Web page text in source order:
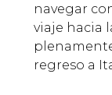
navegar
viaje hacia
regreso a